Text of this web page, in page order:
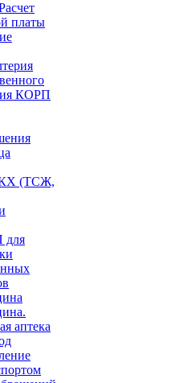
платы
КОРП
(ТСЖ,
аптека